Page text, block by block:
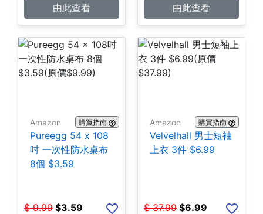
由此查看
由此查看
Amazon 購買指南
Pureegg 54 x 108
吋 一次性防水桌布
8個 $3.59
$ 9.99 $3.59
Amazon 購買指南
Velvelhall 男士短袖
上衣 3件 $6.99
$ 37.99 $6.99